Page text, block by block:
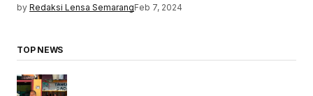
by Redaksi Lensa SemarangFeb 7, 2024
TOP NEWS